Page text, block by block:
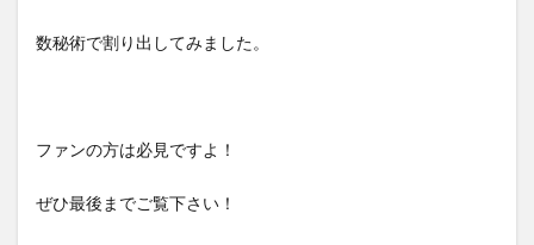
数秘術で割り出してみました。
ファンの方は必見ですよ！
ぜひ最後までご覧下さい！